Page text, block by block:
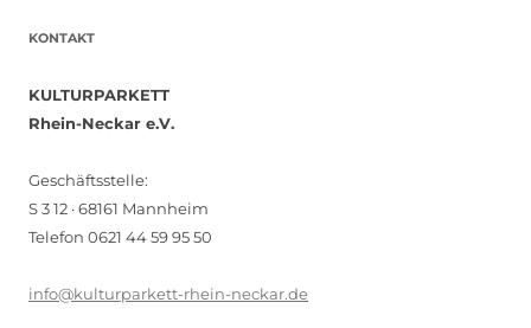
KONTAKT
KULTURPARKETT
Rhein-Neckar e.V.
Geschäftsstelle:
S 3 12 · 68161 Mannheim
Telefon 0621 44 59 95 50
info@kulturparkett-rhein-neckar.de